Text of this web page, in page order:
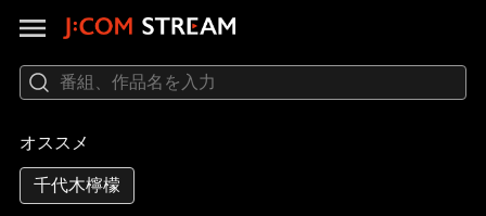
オススメ
千代木檸檬